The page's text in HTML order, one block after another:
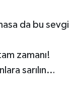
da bu sevgi
zamanı!
sarılın…